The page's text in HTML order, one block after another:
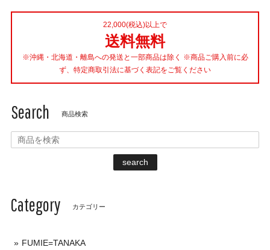
22,000(税込)以上で
送料無料
※沖縄・北海道・離島への発送と一部商品は除く ※商品ご購入前に必
ず、特定商取引法に基づく表記をご覧ください
Search 商品検索
search
Category カテゴリー
FUMIE=TANAKA